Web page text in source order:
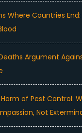
Where Countries End:
Argument
of Pest Control:
Not